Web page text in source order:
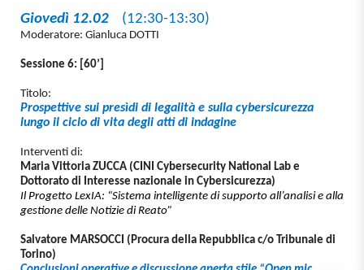
Giovedì 12.02 (12:30-13:30)
Moderatore: Gianluca DOTTI
Sessione 6: [60’]
Titolo:
Prospettive sui presìdi di legalità e sulla cybersicurezza
lungo il ciclo di vita degli atti di indagine
Interventi di:
Maria Vittoria ZUCCA (CINI Cybersecurity National Lab e
Dottorato di Interesse nazionale in Cybersicurezza)
Il Progetto LexIA: “Sistema intelligente di supporto all’analisi e alla
gestione delle Notizie di Reato”
Salvatore MARSOCCI (Procura della Repubblica c/o Tribunale di
Torino)